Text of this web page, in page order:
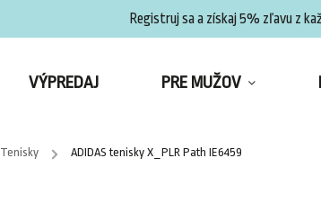
Registruj sa a získaj 5% zľavu z
VÝPREDAJ PRE MUŽOV
Tenisky / ADIDAS tenisky X_PLR Path IE6459